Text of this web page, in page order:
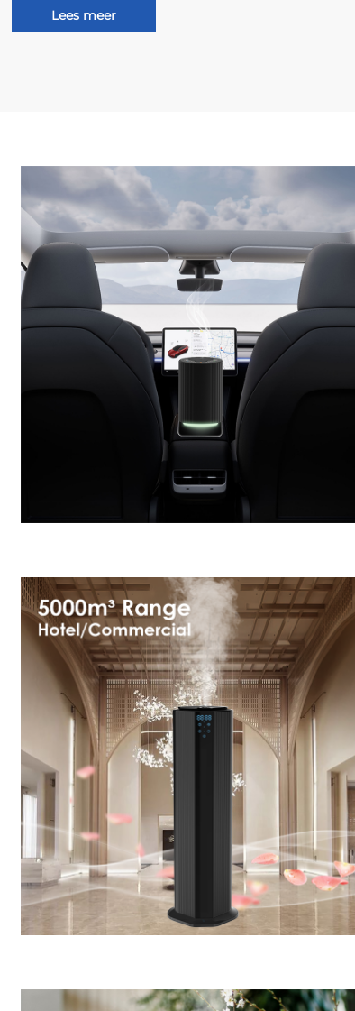
stromen om essentiële oliën in deeltjes te
veranderen Pure essentiële olie, geen water De
Lees meer